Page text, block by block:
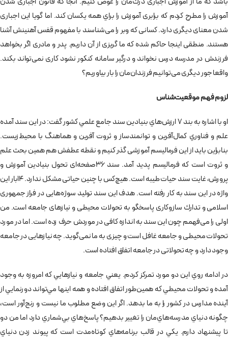
آموزش را مطرح كردم كه برابری آموزش را براي همه يكسان كند. اما گويا اين اجباری
شدن معنای ديگری دارد. كسانی كه وبر را می‌شناسند با مفهوم قفس آهنينش آشنا
هستند. منطقی اينجا حاكم شده كه ما گريزی از آن داريم. پدر و مادری اگر بخواهد
فرزندش در مدرسه درس نخواند و درگير سامانه كنكور نشود كاری نمی‌تواند بكند.
واقعا جور ديگری می‌توانيم فرزندان‌مان را بار بياوريم؟
لزوم فهم موقعيت‌شناس
او با اشاره به بند 7 ارزش‌هاي بنيادين سند جامع علمي كشور گفت: در اين سند آمده
علم و فناوري كمال‌آفرين و توانمندساز و ثروت آفرين و هماهنگ با محيط‌زيست.
بنابراين بايد از اين فرماليسم آموزشی گذر كنيم و نقطه عطفش هم همين بحث علم
و ثروت است كه فرماليسم پديد آمد. سند 36صفحه‌ای تحول بنيادين آموزش و
پرورش، غايت سند حيات طيبه است. هيچ‌كس با چنين حياتی مشكل ندارد. 14بار اين
واژه در اين سند به كار رفته است. هدف اين سند توليد سوژه‌هایی در فراز جمهوری
اسلامی و تدارك سازوكاری پاسخگو به تحولات محيطی و نيازهای جامعه است. من
اولی را می‌‎فهمم چون اين سند به اندازه كافی در موردش حرف زده است. اما در مورد
تحولات محيطی و جامعه غافل است و چيزی به ما نمی‌گويد. چه نيازهايی در جامعه
وجود دارد و چه تحولاتی در جامعه اتفاق افتاده است.
در ادامه روي اين دو مورد تمركز كردم. يعني جامعه و نيازهايي كه امروزه به وجود
آمده و تحولات محيطي كه همين‌طور اتفاق افتاده و همه اينها مي‌تواند دورنمايي از
آينده مدارس در كشور را به ما بدهد. اگر اين وضع مطلوب ما نيست و رنج‌آور است،
چگونه دنياي مدرسه‌هاي‌مان را تغيير بدهيم؟ پاسخ‌هاي بي‌شماري دارد اما من دو
تا پيشنهاد دارم. يكي در قالب برنامه‌هاي كوتاه‌مدت است كه پيوند زدن دنياي